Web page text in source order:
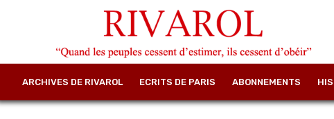
ARCHIVES DE RIVAROL ECRITS DE PARIS ABONNEMENTS